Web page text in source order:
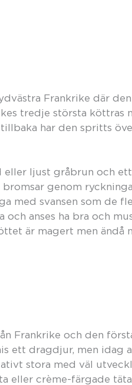
Frankrike där
tredje största köttras
har den spritts
ljust gråbrun och
genom
med svansen som de
anses ha bra och
är magert men ändå
Frankrike och den
ett dragdjur, men idag
stora med väl
eller crème-färgade